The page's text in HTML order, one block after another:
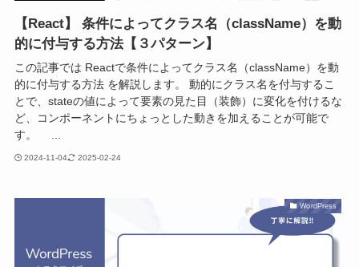
【React】 条件によってクラス名（className）を動
的に付与する方法【３パターン】
この記事では Reactで条件によってクラス名（className）を動
的に付与する方法 を解説します。 動的にクラス名を付与するこ
とで、stateの値によって要素の見た目（装飾）に変化を付けるな
ど、コンポーネントにちょっとした動きを加えることが可能で
す。 ...
2024-11-04 2025-02-24
WordPress